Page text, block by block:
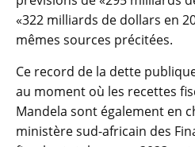
«322 milliards de dollars en
mêmes sources précitées.
Ce record de la dette
au moment où les recettes
Mandela sont également en
ministère sud-africain des